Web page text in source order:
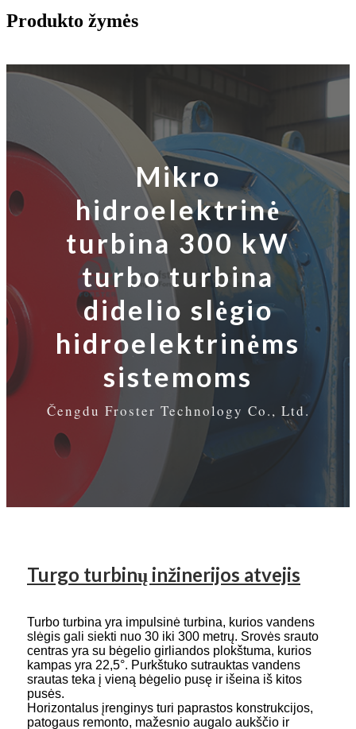
Produkto žymės
Mikro
hidroelektrinė
turbina 300 kW
turbo turbina
didelio slėgio
hidroelektrinėms
sistemoms
Čengdu Froster Technology Co., Ltd.
Turgo turbinų inžinerijos atvejis
Turbo turbina yra impulsinė turbina, kurios vandens
slėgis gali siekti nuo 30 iki 300 metrų. Srovės srauto
centras yra su bėgelio girliandos plokštuma, kurios
kampas yra 22,5°. Purkštuko sutrauktas vandens
srautas teka į vieną bėgelio pusę ir išeina iš kitos
pusės.
Horizontalus įrenginys turi paprastos konstrukcijos,
patogaus remonto, mažesnio augalo aukščio ir